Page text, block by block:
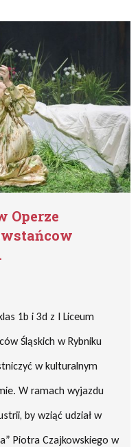
Operze
1b i 3d z I Liceum
Śląskich w Rybniku
w kulturalnym
W ramach wyjazdu
by wziąć udział w
Piotra Czajkowskiego w